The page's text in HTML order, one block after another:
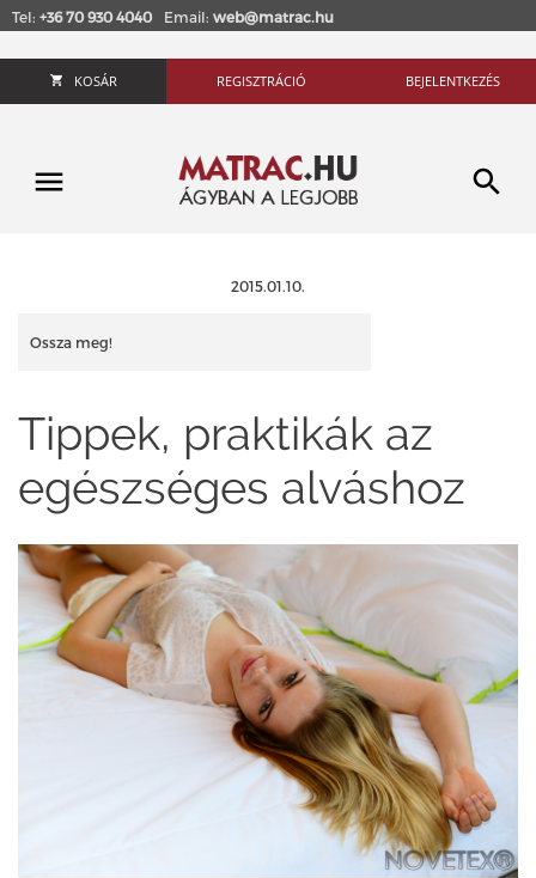
Tel: +36 70 930 4040 Email: web@matrac.hu
KOSÁR REGISZTRÁCIÓ BEJELENTKEZÉS
2015.01.10.
Ossza meg!
Tippek, praktikák az
egészséges alváshoz